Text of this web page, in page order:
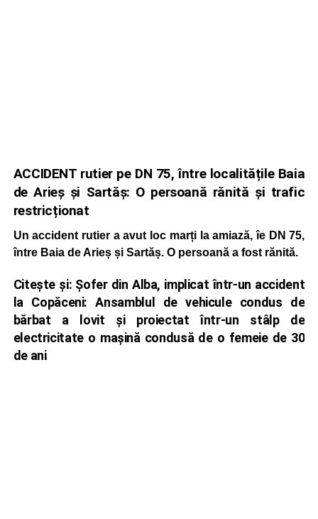
ACCIDENT rutier pe DN 75, între localitățile Baia
de Arieș și Sartăș: O persoană rănită și trafic
restricționat
Un accident rutier a avut loc marți la amiază, îe DN 75,
între Baia de Arieș și Sartăș. O persoană a fost rănită.
Citește și: Șofer din Alba, implicat într-un accident
la Copăceni: Ansamblul de vehicule condus de
bărbat a lovit și proiectat într-un stâlp de
electricitate o mașină condusă de o femeie de 30
de ani